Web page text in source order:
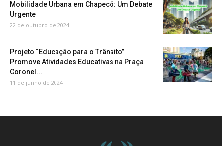
Mobilidade Urbana em Chapecó: Um Debate
Urgente
22 de outubro de 2024
Projeto “Educação para o Trânsito”
Promove Atividades Educativas na Praça
Coronel...
11 de junho de 2024